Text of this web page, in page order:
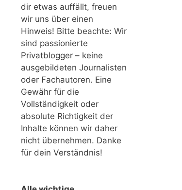
dir etwas auffällt, freuen
wir uns über einen
Hinweis! Bitte beachte: Wir
sind passionierte
Privatblogger – keine
ausgebildeten Journalisten
oder Fachautoren. Eine
Gewähr für die
Vollständigkeit oder
absolute Richtigkeit der
Inhalte können wir daher
nicht übernehmen. Danke
für dein Verständnis!